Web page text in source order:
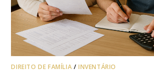
DIREITO DE FAMÍLIA /INVENTÁRIO